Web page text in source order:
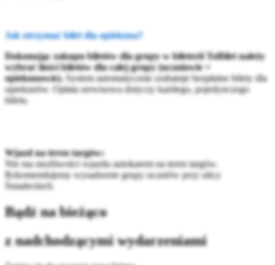
Jak otrzymać bilet dla opiekuna?
Dokonując zakupu biletów dla grupy w bileterii ToBilet należy
wybrać ilości biletów dla całej grupy (uczniowie +
opiekunowie). System automatycznie zrabatuje bezpłatne bilety dla
opiekunów. Opłata serwisowa dotyczy każdego, pojedynczego
biletu.
Wjazd na teren targów:
Nie ma możliwości wjazdu autokarem na teren targów.
Rekomendujemy wysadzenie grupy uczniów przy ulicy
Śniadeckich.
Bądź na bieżąco
z nadchodzącymi wydarzeniami